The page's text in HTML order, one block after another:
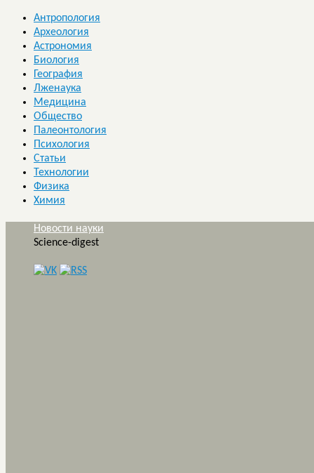
Антропология
Археология
Астрономия
Биология
География
Лженаука
Медицина
Общество
Палеонтология
Психология
Статьи
Технологии
Физика
Химия
Новости науки
Science-digest